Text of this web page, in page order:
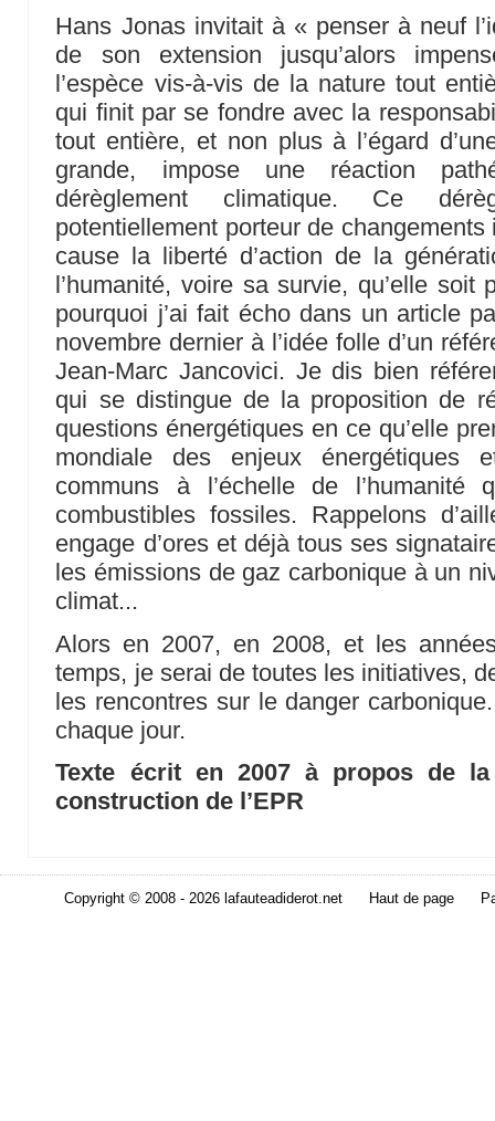
Hans Jonas invitait à « penser à neuf
de son extension jusqu’alors
l’espèce vis-à-vis de la nature tout
qui finit par se fondre avec la
tout entière, et non plus à l’égard
grande, impose une réaction
dérèglement climatique. Ce
potentiellement porteur de
cause la liberté d’action de la
l’humanité, voire sa survie, qu’elle soit
pourquoi j’ai fait écho dans un article
novembre dernier à l’idée folle d’un
Jean-Marc Jancovici. Je dis bien
qui se distingue de la proposition de
questions énergétiques en ce qu’elle
mondiale des enjeux énergétiques
communs à l’échelle de
combustibles fossiles. Rappelons
engage d’ores et déjà tous ses
les émissions de gaz carbonique à un
climat...
Alors en 2007, en 2008, et les
temps, je serai de toutes les initiatives,
les rencontres sur le danger
chaque jour.
Texte écrit en 2007 à propos de
construction de l’EPR
Copyright © 2008 - 2026 lafauteadiderot.net Haut de page